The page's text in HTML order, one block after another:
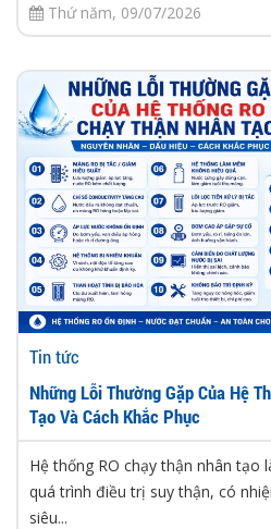
Thứ năm, 09/07/2026
Tin tức
Những Lỗi Thường Gặp Của Hệ
Tạo Và Cách Khắc Phục
Hệ thống RO chạy thận nhân
quá trình điều trị suy thận, có
siêu...